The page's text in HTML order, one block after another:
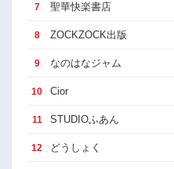
7 聖華快楽書店
8 ZOCKZOCK出版
9 なのはなジャム
10 Cior
11 STUDIOふあん
12 どうしょく